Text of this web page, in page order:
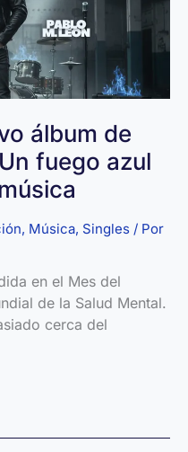
álbum de
fuego azul
, Música, Singles / Por
en el Mes del
de la Salud Mental.
cerca del